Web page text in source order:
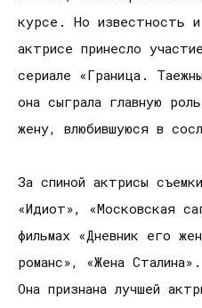
курсе. Но известность и
актрисе принесло
сериале «Граница.
она сыграла главную
жену, влюбившуюся в
За спиной актрисы
«Идиот», «Московская
фильмах «Дневник его
романс», «Жена
Она признана лучшей